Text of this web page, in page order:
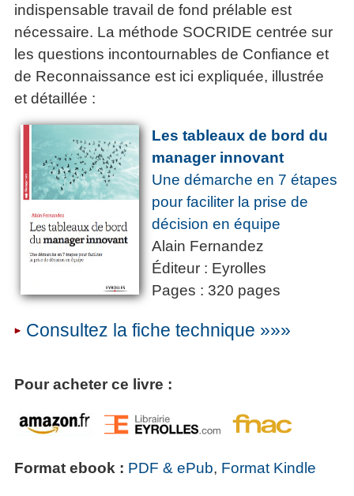
indispensable travail de fond prélable est
nécessaire. La méthode SOCRIDE centrée sur
les questions incontournables de Confiance et
de Reconnaissance est ici expliquée, illustrée
et détaillée :
Les tableaux de bord du
manager innovant
Une démarche en 7 étapes
pour faciliter la prise de
décision en équipe
Alain Fernandez
Éditeur : Eyrolles
Pages : 320 pages
Consultez la fiche technique »»»
Pour acheter ce livre :
Format ebook : PDF & ePub, Format Kindle